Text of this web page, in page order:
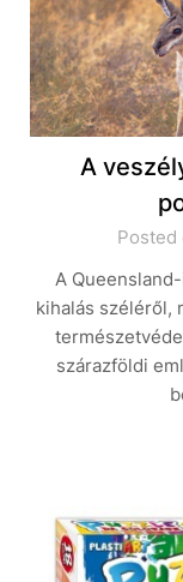
A
Posted
A
kihalás széléről,
szárazföldi